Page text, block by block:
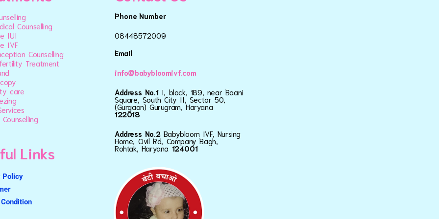
Counselling
IUI
IVF
Counselling
Treatment
care
Links
Policy
Phone Number
08448572009
Email
info@babybloomivf.com
Address No.1 I, block, 189, near Baani
Square, South City II, Sector 50,
(Gurgaon) Gurugram, Haryana
122018
Address No.2 Babybloom IVF, Nursing
Home, Civil Rd, Company Bagh,
Rohtak, Haryana 124001